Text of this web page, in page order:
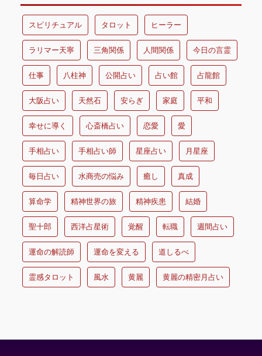
スピリチュアル タロット ヒーラー
ラリマー天寧 三角関係 人間関係 今日の言霊
仕事 八柱神 公開占い 占い館 占龍館
大阪占い 天然石 安らぎ 家庭 平和
幸せに導く 心斎橋占い 恋愛 愛
手相占い 手相占い師 星座占い 月星座
毎日占い 水商売の悩み 癒し 真成
算命学 精神世界の旅 精神疾患 結婚
聖十郎 西洋占星術 覚醒 転職 週間占い
運命の解読師 運命を変える 道しるべ
霊感タロット 風水 黄麗 黄麗の精密月占い